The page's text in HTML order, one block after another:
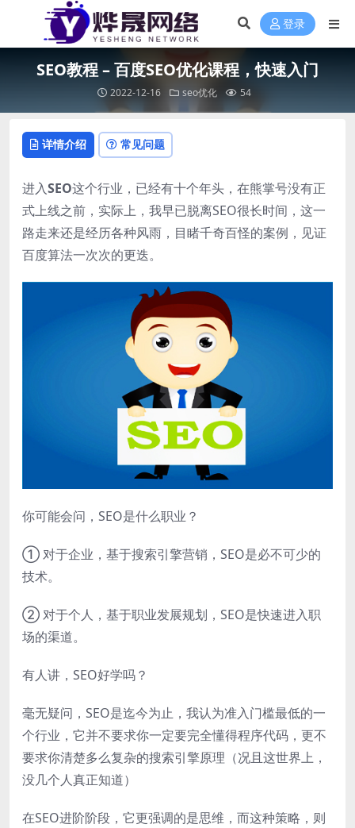
登录
SEO教程 – 百度SEO优化课程，快速入门
2022-12-16 seo优化 54
详情介绍 常见问题
进入SEO这个行业，已经有十个年头，在熊掌号没有正
式上线之前，实际上，我早已脱离SEO很长时间，这一
路走来还是经历各种风雨，目睹千奇百怪的案例，见证
百度算法一次次的更迭。
你可能会问，SEO是什么职业？
① 对于企业，基于搜索引擎营销，SEO是必不可少的
技术。
② 对于个人，基于职业发展规划，SEO是快速进入职
场的渠道。
有人讲，SEO好学吗？
毫无疑问，SEO是迄今为止，我认为准入门槛最低的一
个行业，它并不要求你一定要完全懂得程序代码，更不
要求你清楚多么复杂的搜索引擎原理（况且这世界上，
没几个人真正知道）
在SEO进阶阶段，它更强调的是思维，而这种策略，则